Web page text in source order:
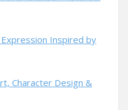
Inspired by
Character Design &